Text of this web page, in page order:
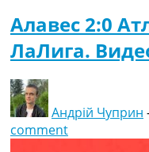
Алавес 2:0
ЛаЛига.
Андрій Чуприн
comment